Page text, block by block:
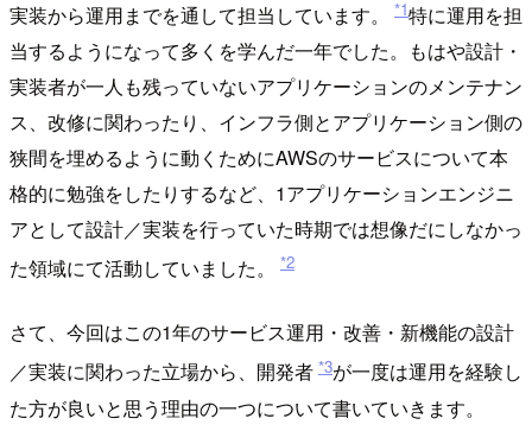
実装から運用までを通して担当しています。
*1特に運用を担
当するようになって多くを学んだ一年でした。もはや設計・
実装者が一人も残っていないアプリケーションのメンテナン
ス、改修に関わったり、インフラ側とアプリケーション側の
狭間を埋めるように動くためにAWSのサービスについて本
格的に勉強をしたりするなど、1アプリケーションエンジニ
アとして設計／実装を行っていた時期では想像だにしなかっ
た領域にて活動していました。
*2
さて、今回はこの1年のサービス運用・改善・新機能の設計
／実装に関わった立場から、開発者 *3が一度は運用を経験し
た方が良いと思う理由の一つについて書いていきます。